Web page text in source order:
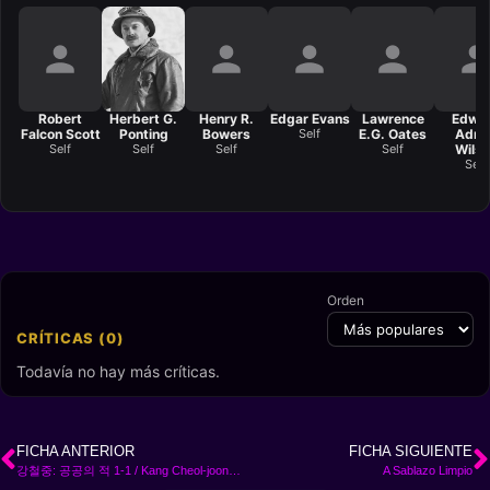
Robert
Falcon Scott
Self
Herbert G.
Ponting
Self
Henry R.
Bowers
Self
Edgar Evans
Self
Lawrence
E.G. Oates
Self
Self
CRÍTICAS (0)
Orden
Todavía no hay más críticas.
FICHA ANTERIOR FICHA SIGUIENTE
A Sablazo Limpio